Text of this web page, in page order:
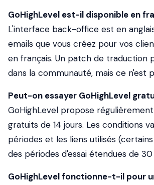
GoHighLevel est-il disponible en
L'interface back-office est en
emails que vous créez pour vos
en français. Un patch de traduction
dans la communauté, mais ce n'est
Peut-on essayer GoHighLevel
GoHighLevel propose régulièrement
gratuits de 14 jours. Les conditions
périodes et les liens utilisés
des périodes d'essai étendues de 30
GoHighLevel fonctionne-t-il pour